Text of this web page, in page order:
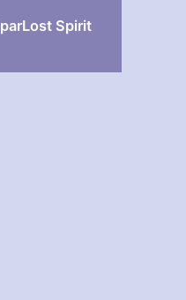
parLost Spirit